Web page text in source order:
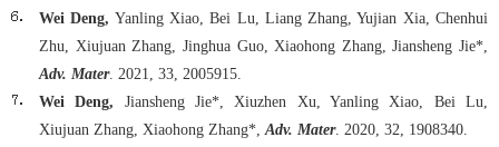
Wei Deng, Yanling Xiao, Bei Lu, Liang Zhang, Yujian Xia, Chenhui
Zhu, Xiujuan Zhang, Jinghua Guo, Xiaohong Zhang, Jiansheng Jie*,
Adv. Mater. 2021, 33, 2005915.
Wei Deng, Jiansheng Jie*, Xiuzhen Xu, Yanling Xiao, Bei Lu,
Xiujuan Zhang, Xiaohong Zhang*, Adv. Mater. 2020, 32, 1908340.